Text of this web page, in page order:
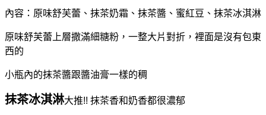
內容：原味舒芙蕾、抹茶奶霜、抹茶醬、蜜紅豆、抹茶冰淇淋
原味舒芙蕾上層撒滿細糖粉，一整大片對折，裡面是沒有包東
西的
小瓶內的抹茶醬跟醬油膏一樣的稠
抹茶冰淇淋大推!! 抹茶香和奶香都很濃郁